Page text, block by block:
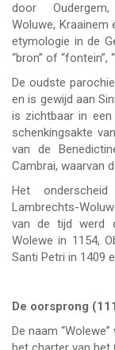
door Oudergem,
Woluwe, Kraainem
etymologie in de
“bron” of “fontein”,
De oudste
en is gewijd aan
is zichtbaar in
schenkingsakte
van de
Cambrai, waarvan
Het
Lambrechts-
van de tijd werd
Wolewe in 1154,
Santi Petri in 1409
De oorsprong
De naam